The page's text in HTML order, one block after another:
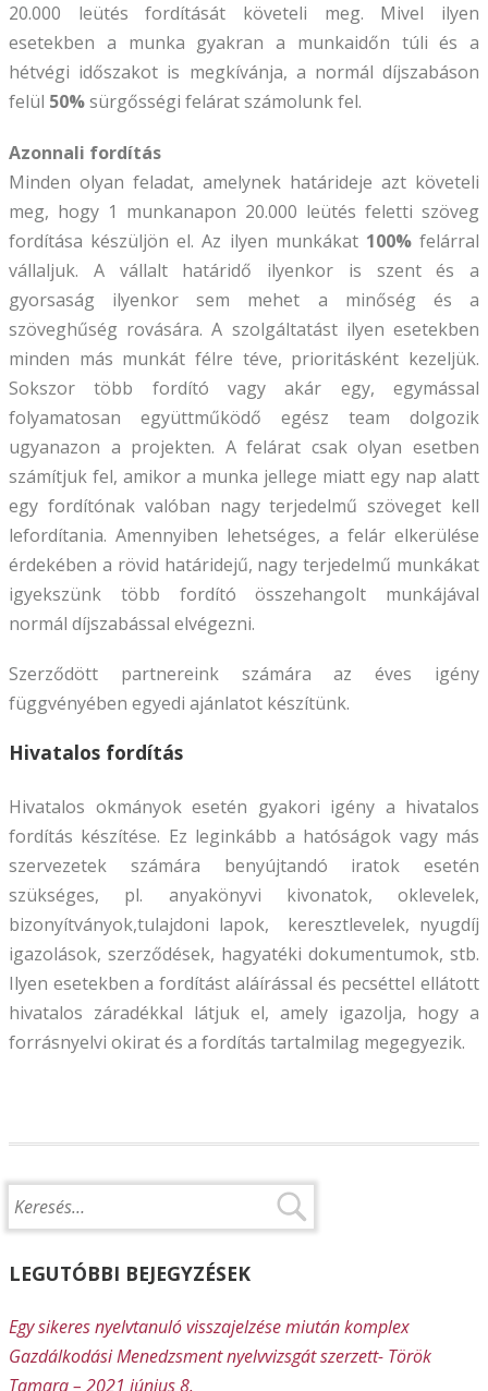
20.000 leütés fordítását követeli meg. Mivel ilyen
esetekben a munka gyakran a munkaidőn túli és a
hétvégi időszakot is megkívánja, a normál díjszabáson
felül 50%sürgősségi felárat számolunk fel.
Azonnali fordítás
Minden olyan feladat, amelynek határideje azt követeli
meg, hogy 1 munkanapon 20.000 leütés feletti szöveg
fordítása készüljön el. Az ilyen munkákat 100%felárral
vállaljuk. A vállalt határidő ilyenkor is szent és a
gyorsaság ilyenkor sem mehet a minőség és a
szöveghűség rovására. A szolgáltatást ilyen esetekben
minden más munkát félre téve, prioritásként kezeljük.
Sokszor több fordító vagy akár egy, egymással
folyamatosan együttműködő egész team dolgozik
ugyanazon a projekten. A felárat csak olyan esetben
számítjuk fel, amikor a munka jellege miatt egy nap alatt
egy fordítónak valóban nagy terjedelmű szöveget kell
lefordítania. Amennyiben lehetséges, a felár elkerülése
érdekében a rövid határidejű, nagy terjedelmű munkákat
igyekszünk több fordító összehangolt munkájával
normál díjszabással elvégezni.
Szerződött partnereink számára az éves igény
függvényében egyedi ajánlatot készítünk.
Hivatalos fordítás
Hivatalos okmányok esetén gyakori igény a hivatalos
fordítás készítése. Ez leginkább a hatóságok vagy más
szervezetek számára benyújtandó iratok esetén
szükséges, pl. anyakönyvi kivonatok, oklevelek,
bizonyítványok,tulajdoni lapok, keresztlevelek, nyugdíj
igazolások, szerződések, hagyatéki dokumentumok, stb.
Ilyen esetekben a fordítást aláírással és pecséttel ellátott
hivatalos záradékkal látjuk el, amely igazolja, hogy a
forrásnyelvi okirat és a fordítás tartalmilag megegyezik.
LEGUTÓBBI BEJEGYZÉSEK
Egy sikeres nyelvtanuló visszajelzése miután komplex
Gazdálkodási Menedzsment nyelvvizsgát szerzett- Török
Tamara – 2021 június 8.